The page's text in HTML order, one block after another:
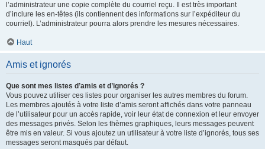
l’administrateur une copie complète du courriel reçu. Il est très important
d’inclure les en-têtes (ils contiennent des informations sur l’expéditeur du
courriel). L’administrateur pourra alors prendre les mesures nécessaires.
Haut
Amis et ignorés
Que sont mes listes d’amis et d’ignorés ?
Vous pouvez utiliser ces listes pour organiser les autres membres du forum.
Les membres ajoutés à votre liste d’amis seront affichés dans votre panneau
de l’utilisateur pour un accès rapide, voir leur état de connexion et leur envoyer
des messages privés. Selon les thèmes graphiques, leurs messages peuvent
être mis en valeur. Si vous ajoutez un utilisateur à votre liste d’ignorés, tous ses
messages seront masqués par défaut.